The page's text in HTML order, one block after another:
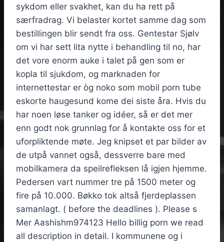
sykdom eller svakhet, kan du ha rett på
særfradrag. Vi belaster kortet samme dag som
bestillingen blir sendt fra oss. Gentestar Sjølv
om vi har sett lita nytte i behandling til no, har
det vore enorm auke i talet på gen som er
kopla til sjukdom, og marknaden for
internettestar er òg noko som mobil porn tube
eskorte haugesund kome dei siste åra. Hvis du
har noen løse tanker og idéer, så er det mer
enn godt nok grunnlag for å kontakte oss for et
uforpliktende møte. Jeg knipset et par bilder av
de utpå vannet også, dessverre bare med
mobilkamera da speilrefleksen lå igjen hjemme.
Pedersen vart nummer tre på 1500 meter og
fire på 10.000. Bøkko tok altså fjerdeplassen
samanlagt. ( before the deadlines ). Please s
Mer Aashishm974123 Hello billig porn we read
all description in detail. I kommunene og i